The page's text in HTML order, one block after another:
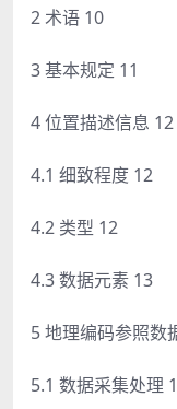
2 术语 10
3 基本规定 11
4 位置描述信息 12
4.1 细致程度 12
4.2 类型 12
4.3 数据元素 13
5 地理编码参照数
5.1 数据采集处理